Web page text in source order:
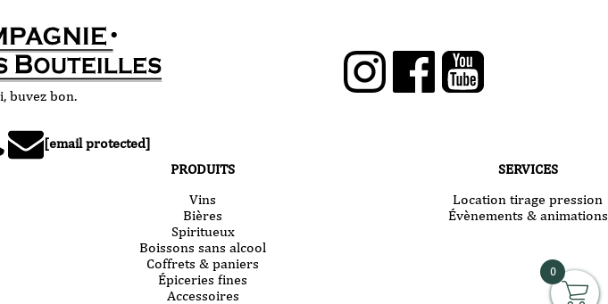
buvez bon.
[email protected]
PRODUITS
Vins
Bières
Spiritueux
Boissons sans alcool
Coffrets & paniers
Épiceries fines
Accessoires
SERVICES
Location tirage pression
Évènements & animations
0